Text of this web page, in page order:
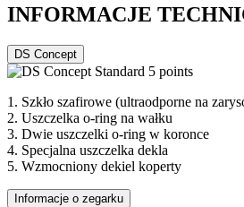
INFORMACJE
DS Concept
1. Szkło szafirowe (ultraodporne na
2. Uszczelka o-ring na wałku
3. Dwie uszczelki o-ring w koronce
4. Specjalna uszczelka dekla
5. Wzmocniony dekiel koperty
Informacje o zegarku